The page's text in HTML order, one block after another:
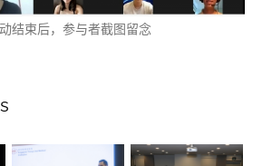
结束后，参与者截图留念